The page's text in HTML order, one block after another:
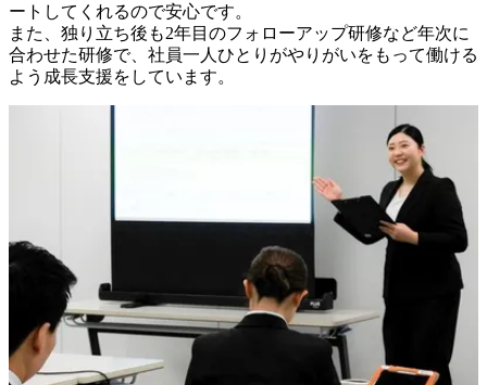
ートしてくれるので安心です。
また、独り立ち後も2年目のフォローアップ研修など年次に
合わせた研修で、社員一人ひとりがやりがいをもって働ける
よう成長支援をしています。